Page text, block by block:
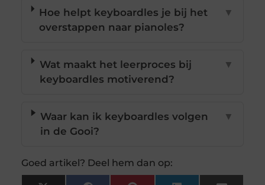
Hoe helpt keyboardles je bij het
overstappen naar pianoles?
▼
Wat maakt het leerproces bij
keyboardles motiverend?
▼
Waar kan ik keyboardles volgen
in de Gooi?
▼
Goed artikel? Deel hem dan op: